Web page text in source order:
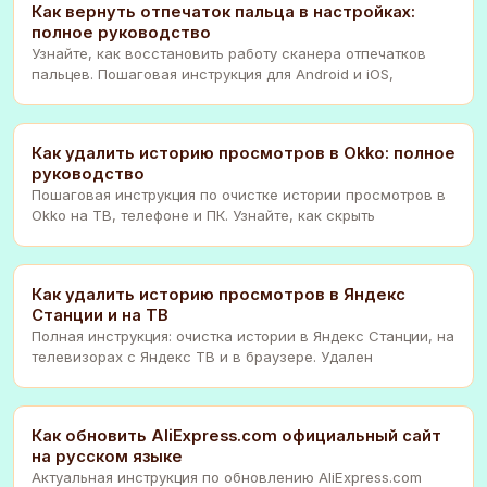
Как вернуть отпечаток пальца в настройках:
полное руководство
Узнайте, как восстановить работу сканера отпечатков
пальцев. Пошаговая инструкция для Android и iOS,
Как удалить историю просмотров в Okko: полное
руководство
Пошаговая инструкция по очистке истории просмотров в
Okko на ТВ, телефоне и ПК. Узнайте, как скрыть
Как удалить историю просмотров в Яндекс
Станции и на ТВ
Полная инструкция: очистка истории в Яндекс Станции, на
телевизорах с Яндекс ТВ и в браузере. Удален
Как обновить AliExpress.com официальный сайт
на русском языке
Актуальная инструкция по обновлению AliExpress.com